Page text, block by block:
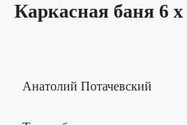
Каркасная баня 6
Анатолий Потачевский